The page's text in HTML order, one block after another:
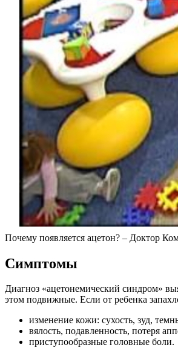
Почему появляется ацетон? – Доктор
Симптомы
Диагноз «ацетонемический синдром»
этом подвижные. Если от ребенка
изменение кожи: сухость, зуд,
вялость, подавленность, потеря
приступообразные головные боли.